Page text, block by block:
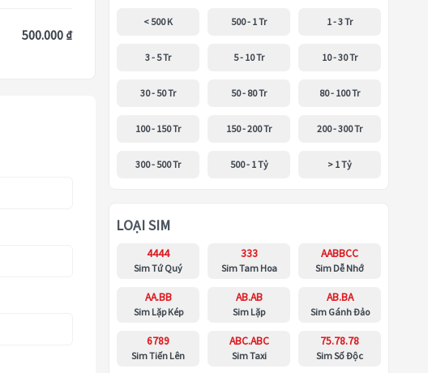
500.000 ₫
< 500 K 500 - 1 Tr 1 - 3 Tr
3 - 5 Tr 5 - 10 Tr 10 - 30 Tr
30 - 50 Tr 50 - 80 Tr 80 - 100 Tr
100 - 150 Tr 150 - 200 Tr 200 - 300 Tr
300 - 500 Tr 500 - 1 Tỷ > 1 Tỷ
LOẠI SIM
4444
Sim Tứ Quý
333
Sim Tam Hoa
AABBCC
Sim Dễ Nhớ
AA.BB
Sim Lặp Kép
AB.AB
Sim Lặp
AB.BA
Sim Gánh Đảo
6789
Sim Tiến Lên
ABC.ABC
Sim Taxi
75.78.78
Sim Số Độc